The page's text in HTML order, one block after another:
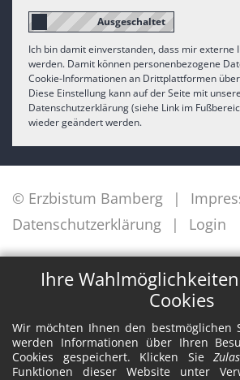
Ihre
Cookies
Wir möchten Ihnen den bestmöglichen
werden Informationen über Ihren
Cookies gespeichert. Klicken Sie
Funktionen dieser Website unter
Ich bin damit einverstanden, dass mir externe
werden. Damit können personenbezogene
Cookie-Informationen an Drittplattformen
Diese Einstellung kann auf der Seite mit
Datenschutzerklärung (siehe Link im
wieder geändert werden.
© Erzbistum Bamberg
Datenschutzerklärung
Login